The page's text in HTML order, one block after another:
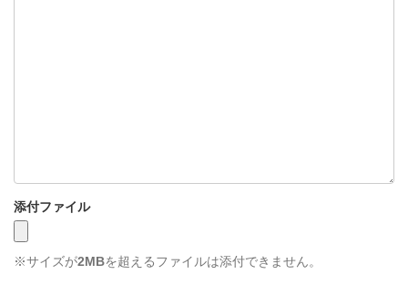
添付ファイル
※サイズが2MBを超えるファイルは添付できません。